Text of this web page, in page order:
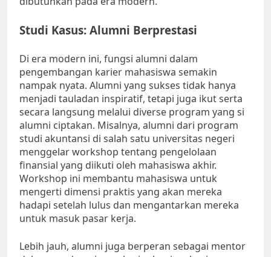
Studi Kasus: Alumni Berprestasi
Di era modern ini, fungsi alumni dalam
pengembangan karier mahasiswa semakin
nampak nyata. Alumni yang sukses tidak hanya
menjadi tauladan inspiratif, tetapi juga ikut serta
secara langsung melalui diverse program yang si
alumni ciptakan. Misalnya, alumni dari program
studi akuntansi di salah satu universitas negeri
menggelar workshop tentang pengelolaan
finansial yang diikuti oleh mahasiswa akhir.
Workshop ini membantu mahasiswa untuk
mengerti dimensi praktis yang akan mereka
hadapi setelah lulus dan mengantarkan mereka
untuk masuk pasar kerja.
Lebih jauh, alumni juga berperan sebagai mentor